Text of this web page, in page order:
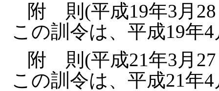
附 則(平成19年3月
この訓令は、平成19年
附 則(平成21年3月
この訓令は、平成21年